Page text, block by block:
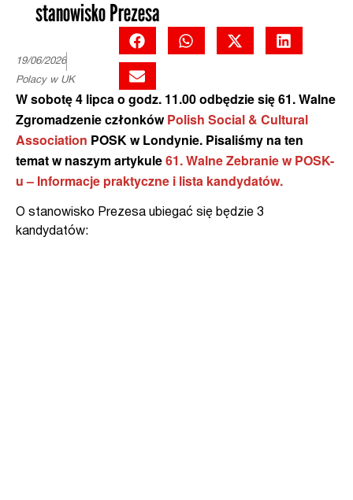
stanowisko Prezesa
19/06/2026
Polacy w UK
W sobotę 4 lipca o godz. 11.00 odbędzie się 61. Walne
Zgromadzenie członkówPolish Social & Cultural
Association POSK w Londynie. Pisaliśmy na ten
temat w naszym artykule61. Walne Zebranie w POSK-
u – Informacje praktyczne i lista kandydatów.
O stanowisko Prezesa ubiegać się będzie 3
kandydatów: